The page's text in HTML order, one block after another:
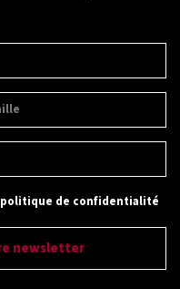
politique de confidentialité